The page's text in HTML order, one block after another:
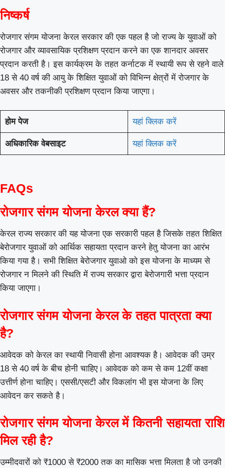
निष्कर्ष
रोजगार संगम योजना केरल सरकार की एक पहल है जो राज्य के युवाओं को
रोजगार और व्यावसायिक प्रशिक्षण प्रदान करने का एक शानदार अवसर
प्रदान करती है। इस कार्यक्रम के तहत कर्नाटक में स्थायी रूप से रहने वाले
18 से 40 वर्ष की आयु के शिक्षित युवाओं को विभिन्न क्षेत्रों में रोजगार के
अवसर और तकनीकी प्रशिक्षण प्रदान किया जाएगा।
होम पेज यहां क्लिक करें
अधिकारिक वेबसाइट यहां क्लिक करें
FAQs
रोजगार संगम योजना केरल क्या हैं?
केरल राज्य सरकार की यह योजना एक सरकारी पहल है जिसके तहत शिक्षित
बेरोजगार युवाओं को आर्थिक सहायता प्रदान करने हेतु योजना का आरंभ
किया गया है। सभी शिक्षित बेरोजगार युवाओ को इस योजना के माध्यम से
रोजगार न मिलने की स्थिति में राज्य सरकार द्वारा बेरोजगारी भत्ता प्रदान
किया जाएगा।
रोजगार संगम योजना केरल के तहत पात्रता क्या
है?
आवेदक को केरल का स्थायी निवासी होना आवश्यक है। आवेदक की उम्र
18 से 40 वर्ष के बीच होनी चाहिए। आवेदक को कम से कम 12वीं कक्षा
उत्तीर्ण होना चाहिए। एससी/एसटी और विकलांग भी इस योजना के लिए
आवेदन कर सकते है।
रोजगार संगम योजना केरल में कितनी सहायता राशि
मिल रही है?
उम्मीदवारों को ₹1000 से ₹2000 तक का मासिक भत्ता मिलता है जो उनकी